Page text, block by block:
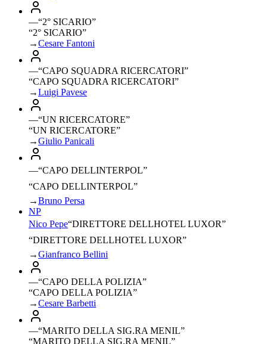
—“2° SICARIO”
“2° SICARIO”
→Cesare Fantoni
—“CAPO SQUADRA RICERCATORI”
“CAPO SQUADRA RICERCATORI”
→Luigi Pavese
—“UN RICERCATORE”
“UN RICERCATORE”
→Giulio Panicali
—“CAPO DELLINTERPOL”
“CAPO DELLINTERPOL”
→Bruno Persa
NP
Nico Pepe“DIRETTORE DELLHOTEL LUXOR”
“DIRETTORE DELLHOTEL LUXOR”
→Gianfranco Bellini
—“CAPO DELLA POLIZIA”
“CAPO DELLA POLIZIA”
→Cesare Barbetti
—“MARITO DELLA SIG.RA MENIL”
“MARITO DELLA SIG.RA MENIL”